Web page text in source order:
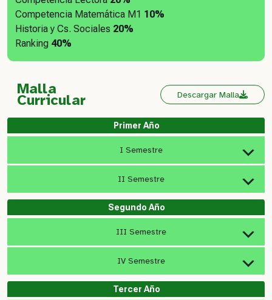
Competencia Matemática M1 10%
Historia y Cs. Sociales 20%
Ranking 40%
Malla
Curricular Descargar Malla
Primer Año
I Semestre
II Semestre
Segundo Año
III Semestre
IV Semestre
Tercer Año